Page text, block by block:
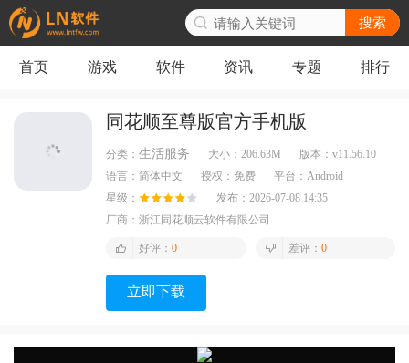
搜索
首页 游戏 软件 资讯 专题 排行
同花顺至尊版官方手机版
分类： 生活服务 大小： 206.63M 版本： v11.56.10
语言： 简体中文 授权： 免费 平台： Android
星级：
发布： 2026-07-08 14:35
厂商： 浙江同花顺云软件有限公司
好评： 0 差评： 0
立即下载